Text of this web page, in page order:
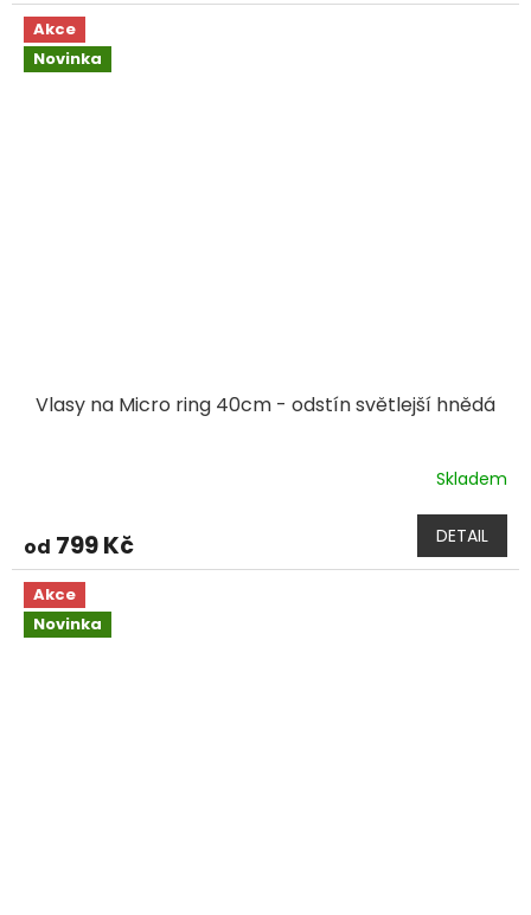
Akce
Novinka
Vlasy na Micro ring 40cm - odstín světlejší hnědá
Skladem
od 799 Kč DETAIL
Akce
Novinka